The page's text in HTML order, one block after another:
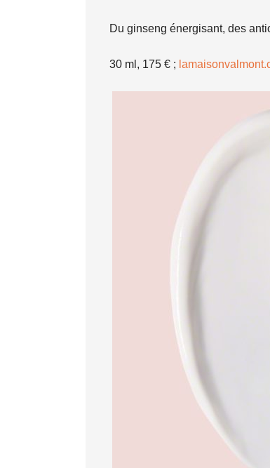
Du ginseng énergisant, des
30 ml, 175 € ;